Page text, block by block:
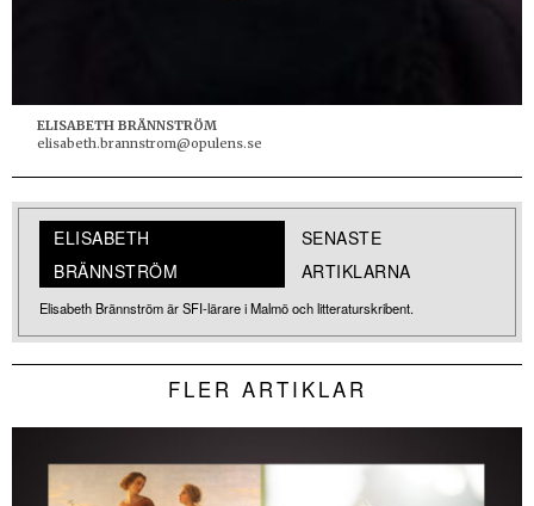
ELISABETH BRÄNNSTRÖM
elisabeth.brannstrom@opulens.se
ELISABETH
BRÄNNSTRÖM
SENASTE
ARTIKLARNA
Elisabeth Brännström är SFI-lärare i Malmö och litteraturskribent.
FLER ARTIKLAR